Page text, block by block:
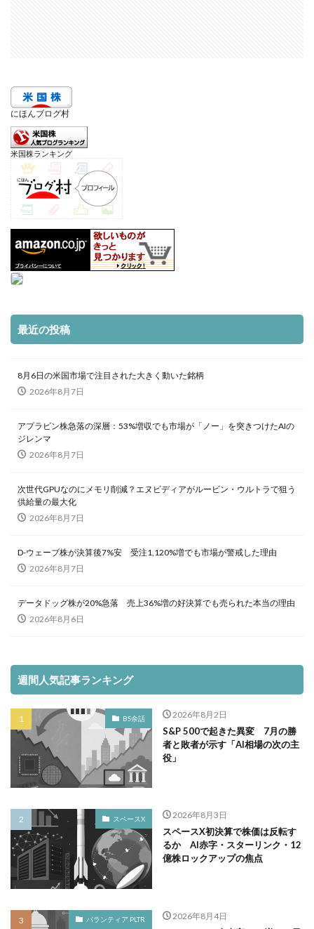
にほんブログ村
米国株ランキング
最近の投稿
8月6日の米国市場で注目された大きく動いた銘柄
2026年8月7日
アプラビン株急落の深層：53%増収でも市場が「ノー」を突きつけたAIの
ジレンマ
2026年8月7日
次世代GPUなのにメモリ削減？エヌビディアがルービン・ウルトラで狙う
供給量の最大化
2026年8月7日
D-ウェーブ株が決算後7%安 受注1,120%増でも市場が警戒した理由
2026年8月7日
データドッグ株が20%急落 売上36%増の好決算でも売られた本当の理由
2026年8月6日
週間人気記事ランキング
BS余話 2026年8月2日
S&P 500で起きた異変 7月の勝
者と敗者が示す「AI相場の次の主
役」
スペースX 2026年8月3日
スペースX初決算で株価は反転す
るか AI赤字・スターリンク・12
億株ロックアップの焦点
パランティア PLTR 2026年8月4日